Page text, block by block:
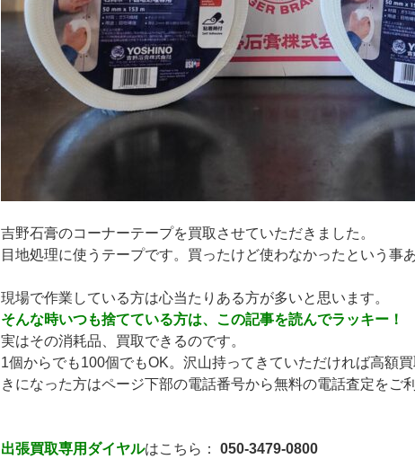
吉野石膏のコーナーテープを買取させていただきました。
目地処理に使うテープです。買ったけど使わなかったという事
現場で作業している方は心当たりある方が多いと思います。
そんな時いつも捨てている方は、この記事を読んでラッキー！
実はその消耗品、買取できるのです。
1個からでも100個でもOK。沢山持ってきていただければ高額買
きになった方はページ下部の電話番号から無料の電話査定をご
出張買取専用ダイヤルはこちら：050-3479-0800